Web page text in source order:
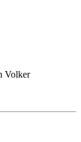
Volker